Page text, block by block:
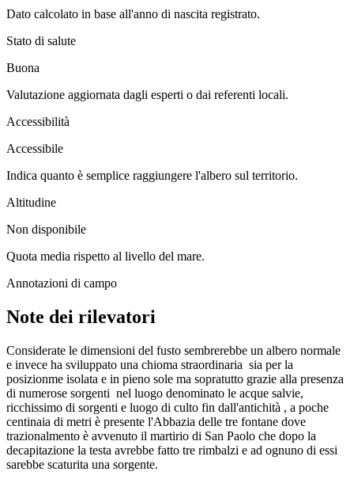
Dato calcolato in base all'anno di nascita registrato.
Stato di salute
Buona
Valutazione aggiornata dagli esperti o dai referenti locali.
Accessibilità
Accessibile
Indica quanto è semplice raggiungere l'albero sul territorio.
Altitudine
Non disponibile
Quota media rispetto al livello del mare.
Annotazioni di campo
Note dei rilevatori
Considerate le dimensioni del fusto sembrerebbe un albero normale
e invece ha sviluppato una chioma straordinaria sia per la
posizionme isolata e in pieno sole ma sopratutto grazie alla presenza
di numerose sorgenti nel luogo denominato le acque salvie,
ricchissimo di sorgenti e luogo di culto fin dall'antichità , a poche
centinaia di metri è presente l'Abbazia delle tre fontane dove
trazionalmento è avvenuto il martirio di San Paolo che dopo la
decapitazione la testa avrebbe fatto tre rimbalzi e ad ognuno di essi
sarebbe scaturita una sorgente.